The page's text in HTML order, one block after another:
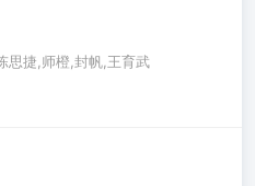
思捷,师橙,封帆,王育武